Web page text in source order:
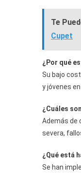
Te
Cupet
¿Por qué
Su bajo
y jóvenes
¿Cuáles
Además de
severa,
¿Qué está
Se han